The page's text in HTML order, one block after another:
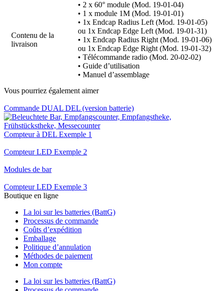
Contenu de la
livraison
• 2 x 60° module (Mod. 19-01-04)
• 1 x module 1M (Mod. 19-01-01)
• 1x Endcap Radius Left (Mod. 19-01-05)
ou 1x Endcap Edge Left (Mod. 19-01-31)
• 1x Endcap Radius Right (Mod. 19-01-06)
ou 1x Endcap Edge Right (Mod. 19-01-32)
• Télécommande radio (Mod. 20-02-02)
• Guide d’utilisation
• Manuel d’assemblage
Vous pourriez également aimer
Commande DUAL DEL (version batterie)
Compteur à DEL Exemple 1
Compteur LED Exemple 2
Modules de bar
Compteur LED Exemple 3
Boutique en ligne
La loi sur les batteries (BattG)
Processus de commande
Coûts d’expédition
Emballage
Politique d’annulation
Méthodes de paiement
Mon compte
La loi sur les batteries (BattG)